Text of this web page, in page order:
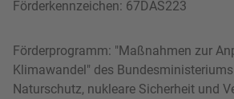
Förderkennzeichen: 67DAS223
Förderprogramm: "Maßnahmen zur
Klimawandel" des
Naturschutz, nukleare Sicherheit und